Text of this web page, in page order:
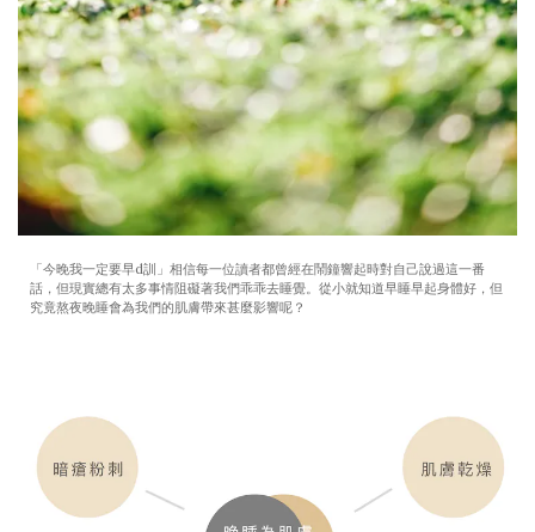
「今晚我一定要早d訓」相信每一位讀者都曾經在鬧鐘響起時對自己說過這一番
話，但現實總有太多事情阻礙著我們乖乖去睡覺。從小就知道早睡早起身體好，但
究竟熬夜晚睡會為我們的肌膚帶來甚麼影響呢？